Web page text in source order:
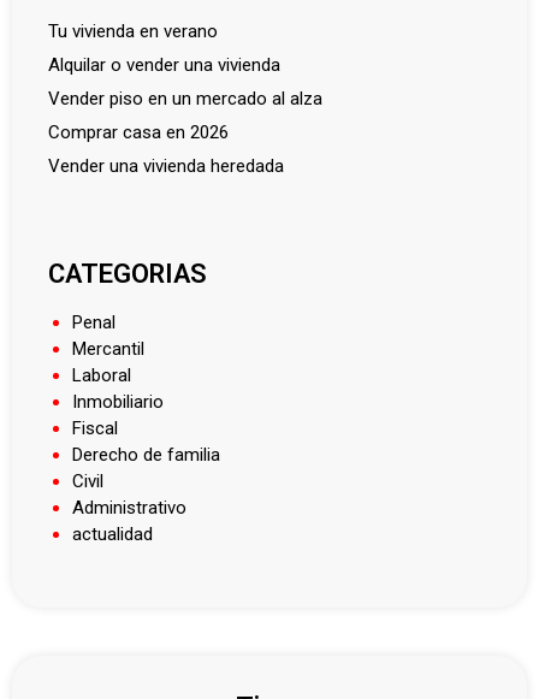
tu vivienda en verano
alquilar o vender una vivienda
vender piso en un mercado al alza
comprar casa en 2026
vender una vivienda heredada
CATEGORIAS
Penal
Mercantil
Laboral
Inmobiliario
Fiscal
Derecho de familia
Civil
Administrativo
actualidad